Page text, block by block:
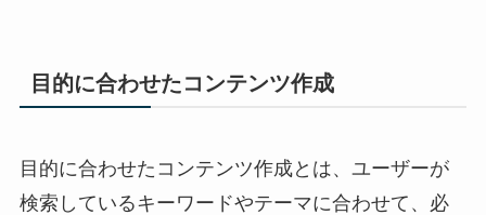
目的に合わせたコンテンツ作成
目的に合わせたコンテンツ作成とは、ユーザーが
検索しているキーワードやテーマに合わせて、必